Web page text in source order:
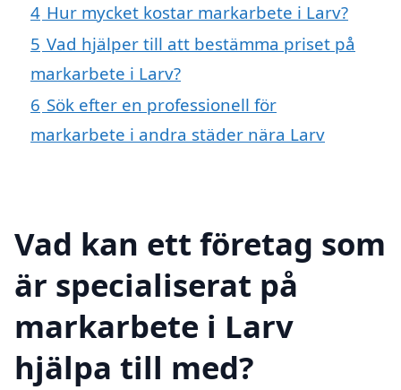
4 Hur mycket kostar markarbete i Larv?
5 Vad hjälper till att bestämma priset på
markarbete i Larv?
6 Sök efter en professionell för
markarbete i andra städer nära Larv
Vad kan ett företag som
är specialiserat på
markarbete i Larv
hjälpa till med?